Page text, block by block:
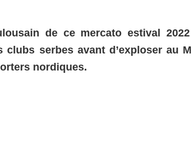
de ce mercato estival
clubs serbes avant d’exploser au
nordiques.